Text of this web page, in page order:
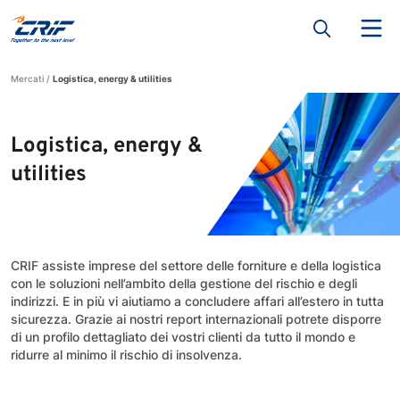
Mercati Logistica, energy & utilities
Logistica, energy &
utilities
CRIF assiste imprese del settore delle forniture e della logistica
con le soluzioni nell’ambito della gestione del rischio e degli
indirizzi. E in più vi aiutiamo a concludere affari all’estero in tutta
sicurezza. Grazie ai nostri report internazionali potrete disporre
di un profilo dettagliato dei vostri clienti da tutto il mondo e
ridurre al minimo il rischio di insolvenza.